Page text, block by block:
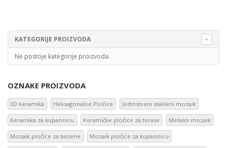
KATEGORIJE PROIZVODA
Ne postoje kategorije proizvoda.
OZNAKE PROIZVODA
3D keramika Heksagonalne Pločice Jedinstveni stakleni mozaik
Keramika za kupaonicu Keramičke pločice za terase Metalni mozaik
Mozaik pločice za bazene Mozaik pločice za kupaonicu